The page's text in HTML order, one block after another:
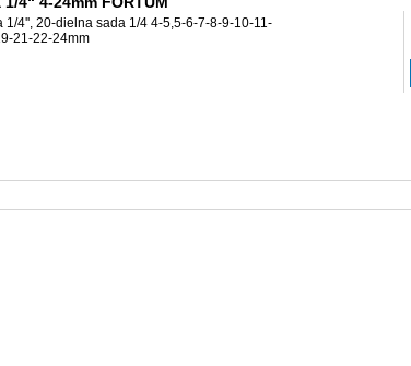
1/4'', 20-dielna sada 1/4 4-5,5-6-7-8-9-10-11-
21-22-24mm